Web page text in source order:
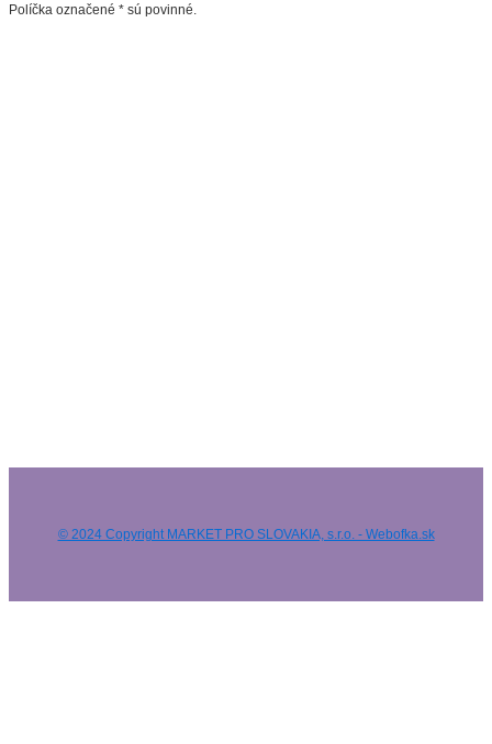
Políčka označené * sú povinné.
© 2024 Copyright MARKET PRO SLOVAKIA, s.r.o. - Webofka.sk